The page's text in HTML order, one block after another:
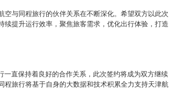
与同程旅行的伙伴关系在不断深化。希望双方以此次
提升运行效率，聚焦旅客需求，优化出行体验，打造
一直保持着良好的合作关系，此次签约将成为双方继续
旅行将基于自身的大数据和技术积累全力支持天津航